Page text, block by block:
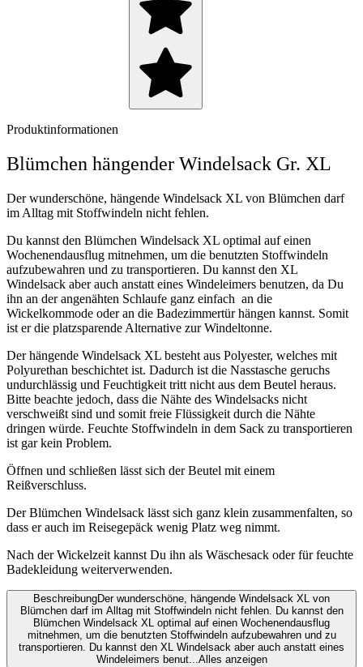
Produktinformationen
Blümchen hängender Windelsack Gr. XL
Der wunderschöne, hängende Windelsack XL von Blümchen darf
im Alltag mit Stoffwindeln nicht fehlen.
Du kannst den Blümchen Windelsack XL optimal auf einen
Wochenendausflug mitnehmen, um die benutzten Stoffwindeln
aufzubewahren und zu transportieren. Du kannst den XL
Windelsack aber auch anstatt eines Windeleimers benutzen, da Du
ihn an der angenähten Schlaufe ganz einfach an die
Wickelkommode oder an die Badezimmertür hängen kannst. Somit
ist er die platzsparende Alternative zur Windeltonne.
Der hängende Windelsack XL besteht aus Polyester, welches mit
Polyurethan beschichtet ist. Dadurch ist die Nasstasche geruchs
undurchlässig und Feuchtigkeit tritt nicht aus dem Beutel heraus.
Bitte beachte jedoch, dass die Nähte des Windelsacks nicht
verschweißt sind und somit freie Flüssigkeit durch die Nähte
dringen würde. Feuchte Stoffwindeln in dem Sack zu transportieren
ist gar kein Problem.
Öffnen und schließen lässt sich der Beutel mit einem
Reißverschluss.
Der Blümchen Windelsack lässt sich ganz klein zusammenfalten, so
dass er auch im Reisegepäck wenig Platz weg nimmt.
Nach der Wickelzeit kannst Du ihn als Wäschesack oder für feuchte
Badekleidung weiterverwenden.
BeschreibungDer wunderschöne, hängende Windelsack XL von
Blümchen darf im Alltag mit Stoffwindeln nicht fehlen. Du kannst den
Blümchen Windelsack XL optimal auf einen Wochenendausflug
mitnehmen, um die benutzten Stoffwindeln aufzubewahren und zu
transportieren. Du kannst den XL Windelsack aber auch anstatt eines
Windeleimers benut...Alles anzeigen